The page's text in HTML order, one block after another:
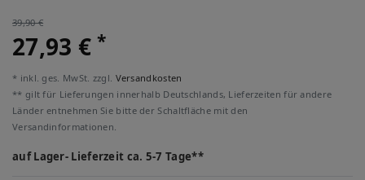
39,90 €
27,93 €*
* inkl. ges. MwSt. zzgl. Versandkosten
** gilt für Lieferungen innerhalb Deutschlands, Lieferzeiten für andere
Länder entnehmen Sie bitte der Schaltfläche mit den
Versandinformationen.
auf Lager- Lieferzeit ca. 5-7 Tage**